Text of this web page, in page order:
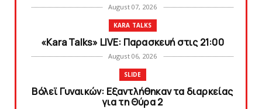
August 07, 2026
KARA TALKS
«Kara Talks» LIVE: Παρασκευή στις 21:00
August 06, 2026
SLIDE
Bόλεϊ Γυναικών: Εξαντλήθηκαν τα διαρκείας
για τη Θύρα 2